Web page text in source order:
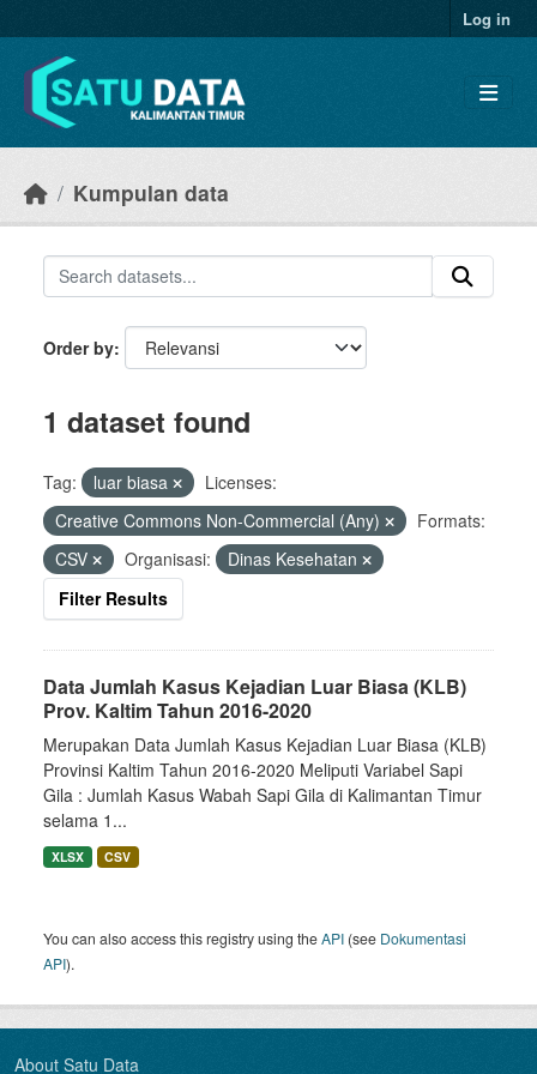
Log in
Kumpulan data
Order by
1 dataset found
Tag: luar biasa
Licenses:
Creative Commons Non-Commercial (Any)
Formats:
CSV
Organisasi:
Dinas Kesehatan
Filter Results
Data Jumlah Kasus Kejadian Luar Biasa (KLB)
Prov. Kaltim Tahun 2016-2020
Merupakan Data Jumlah Kasus Kejadian Luar Biasa (KLB)
Provinsi Kaltim Tahun 2016-2020 Meliputi Variabel Sapi
Gila : Jumlah Kasus Wabah Sapi Gila di Kalimantan Timur
selama 1...
XLSX CSV
You can also access this registry using theAPI (see Dokumentasi
API).
About Satu Data